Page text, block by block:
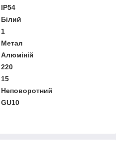
IP54
Білий
1
Метал
Алюміній
220
15
Неповоротний
GU10